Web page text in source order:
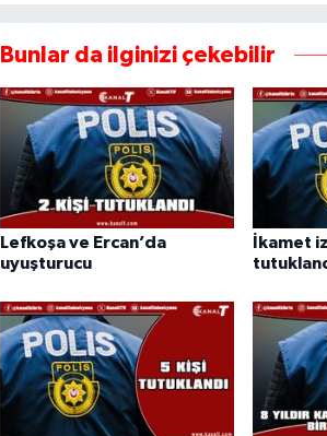
Bunlar da ilginizi çekebilir
Lefkoşa ve Ercan’da
uyuşturucu
İkamet